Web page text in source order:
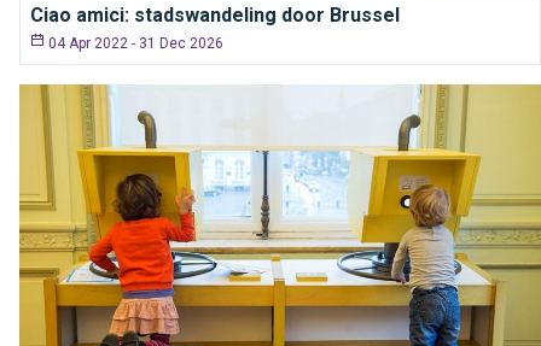
Ciao amici: stadswandeling door Brussel
04 Apr 2022 - 31 Dec 2026